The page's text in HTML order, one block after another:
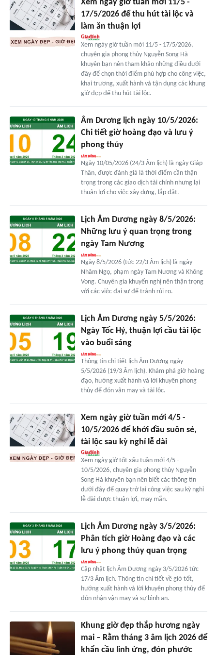
Xem ngày giờ tuần mới 11/5 -
17/5/2026 để thu hút tài lộc và
làm ăn thuận lợi
Xem ngày giờ tuần mới 11/5 - 17/5/2026,
chuyên gia phong thủy Nguyễn Song Hà
khuyên bạn nên tham khảo những điều dưới
đây để chọn thời điểm phù hợp cho công việc,
khai trương, xuất hành và tận dụng các khung
giờ đẹp để thu hút tài lộc.
Âm Dương lịch ngày 10/5/2026:
Chi tiết giờ hoàng đạo và lưu ý
phong thủy
Ngày 10/05/2026 (24/3 Âm lịch) là ngày Giáp
Thân, được đánh giá là thời điểm cần thận
trọng trong các giao dịch tài chính nhưng lại
thuận lợi cho việc xây dựng, lắp đặt.
Lịch Âm Dương ngày 8/5/2026:
Những lưu ý quan trọng trong
ngày Tam Nương
Ngày 8/5/2026 (tức 22/3 Âm lịch) là ngày
Nhâm Ngọ, phạm ngày Tam Nương và Không
Vong. Chuyên gia khuyến nghị nên thận trọng
với các việc đại sự để tránh rủi ro.
Lịch Âm Dương ngày 5/5/2026:
Ngày Tốc Hỷ, thuận lợi cầu tài lộc
vào buổi sáng
Thông tin chi tiết lịch Âm Dương ngày
5/5/2026 (19/3 Âm lịch). Khám phá giờ hoàng
đạo, hướng xuất hành và lời khuyên phong
thủy để đón vận may và tài lộc.
Xem ngày giờ tuần mới 4/5 -
10/5/2026 để khởi đầu suôn sẻ,
tài lộc sau kỳ nghỉ lễ dài
Xem ngày giờ tốt xấu tuần mới 4/5 -
10/5/2026, chuyên gia phong thủy Nguyễn
Song Hà khuyên bạn nên biết các thông tin
dưới đây để quay trở lại công việc sau kỳ nghỉ
lễ dài được thuận lợi, may mắn.
Lịch Âm Dương ngày 3/5/2026:
Phân tích giờ Hoàng đạo và các
lưu ý phong thủy quan trọng
Cập nhật lịch Âm Dương ngày 3/5/2026 tức
17/3 Âm lịch. Thông tin chi tiết về giờ tốt,
hướng xuất hành và lời khuyên phong thủy để
đón nhận vận may và sự bình an.
Khung giờ đẹp thắp hương ngày
mai – Rằm tháng 3 âm lịch 2026 để
khẩn cầu linh ứng, đón phước